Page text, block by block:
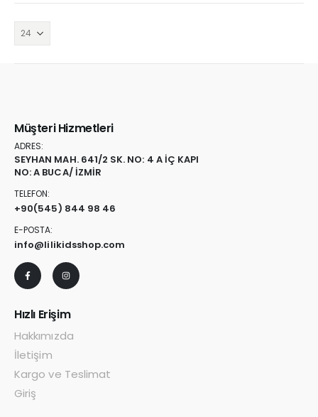
Müşteri Hizmetleri
ADRES:
SEYHAN MAH. 641/2 SK. NO: 4 A İÇ KAPI
NO: A BUCA/ İZMİR
TELEFON:
+90(545) 844 98 46
E-POSTA:
info@lilikidsshop.com
Hızlı Erişim
Hakkımızda
İletişim
Kargo ve Teslimat
Giriş